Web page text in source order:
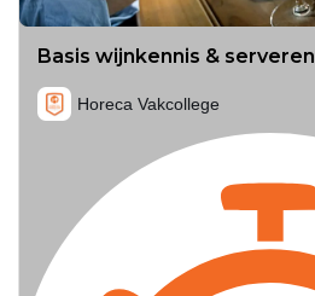
Basis wijnkennis & serveren
Horeca Vakcollege